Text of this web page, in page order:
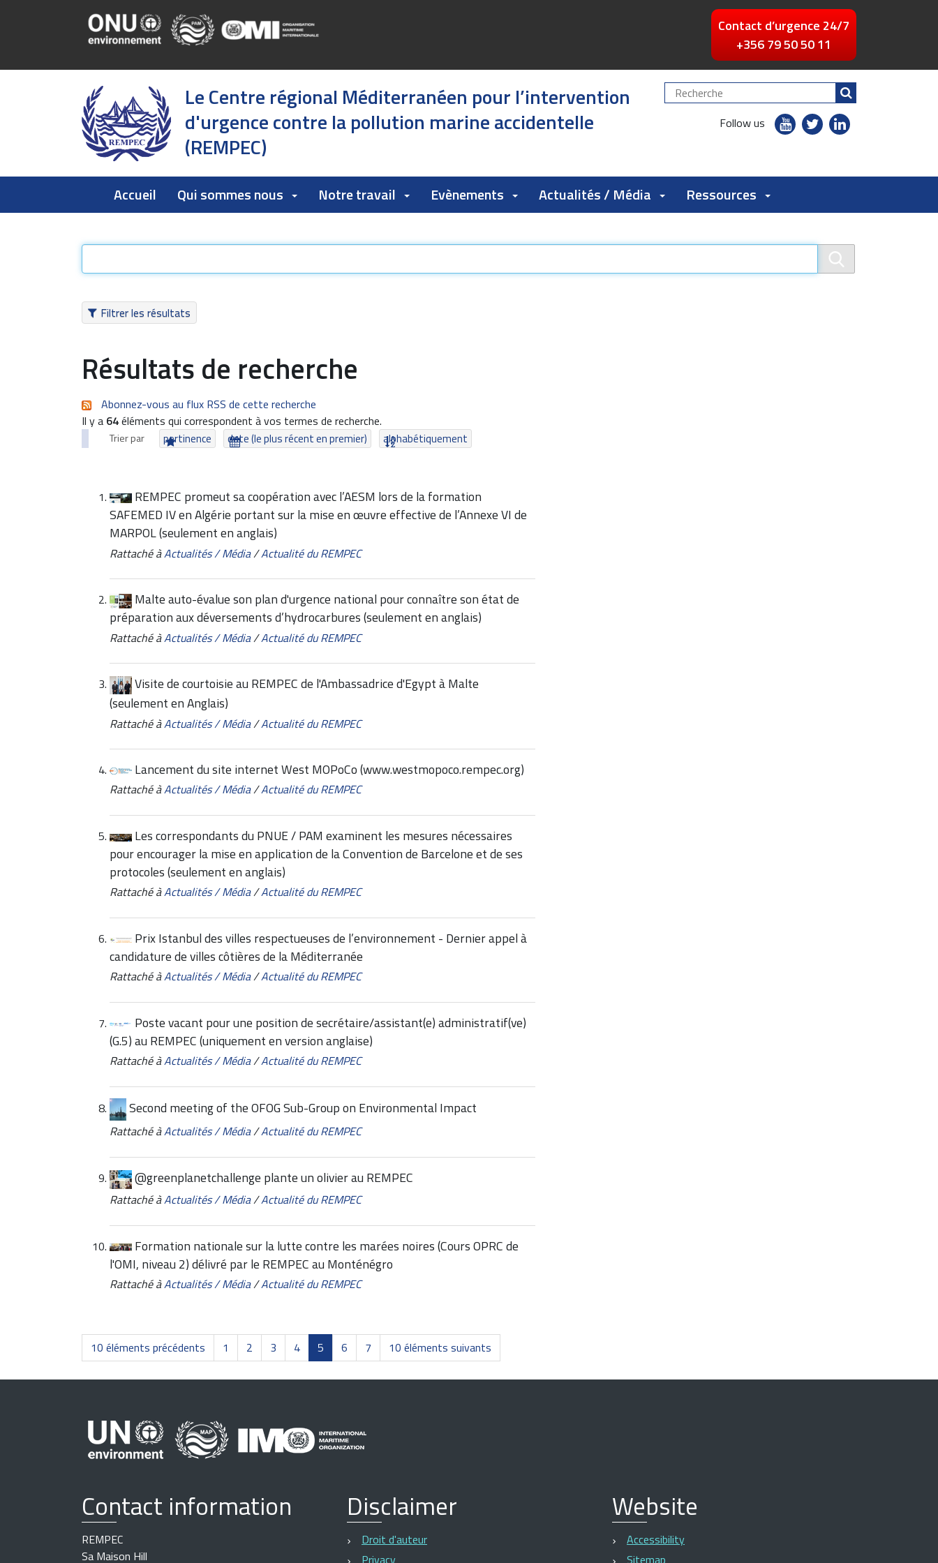
Contact d’urgence 24/7
+356 79 50 50 11
Le Centre régional Méditerranéen pour l’intervention
d'urgence contre la pollution marine accidentelle
(REMPEC)
Chercher
par
Follow us
youtubetwitterlinkedin
Accueil Qui sommes nous Notre travail Evènements Actualités / Média Ressources
Filtrer les résultats
Résultats de recherche
Abonnez-vous au flux RSS de cette recherche
Il y a 64éléments qui correspondent à vos termes de recherche.
Trier par pertinence date (le plus récent en premier) alphabétiquement
REMPEC promeut sa coopération avec l’AESM lors de la formation
SAFEMED IV en Algérie portant sur la mise en œuvre effective de l’Annexe VI de
MARPOL (seulement en anglais)
Rattaché àActualités / Média/Actualité du REMPEC
Malte auto-évalue son plan d'urgence national pour connaître son état de
préparation aux déversements d’hydrocarbures (seulement en anglais)
Rattaché àActualités / Média/Actualité du REMPEC
Visite de courtoisie au REMPEC de l'Ambassadrice d'Egypt à Malte
(seulement en Anglais)
Rattaché àActualités / Média/Actualité du REMPEC
Lancement du site internet West MOPoCo (www.westmopoco.rempec.org)
Rattaché àActualités / Média/Actualité du REMPEC
Les correspondants du PNUE / PAM examinent les mesures nécessaires
pour encourager la mise en application de la Convention de Barcelone et de ses
protocoles (seulement en anglais)
Rattaché àActualités / Média/Actualité du REMPEC
Prix Istanbul des villes respectueuses de l’environnement - Dernier appel à
candidature de villes côtières de la Méditerranée
Rattaché àActualités / Média/Actualité du REMPEC
Poste vacant pour une position de secrétaire/assistant(e) administratif(ve)
(G.5) au REMPEC (uniquement en version anglaise)
Rattaché àActualités / Média/Actualité du REMPEC
Second meeting of the OFOG Sub-Group on Environmental Impact
Rattaché àActualités / Média/Actualité du REMPEC
@greenplanetchallenge plante un olivier au REMPEC
Rattaché àActualités / Média/Actualité du REMPEC
Formation nationale sur la lutte contre les marées noires (Cours OPRC de
l'OMI, niveau 2) délivré par le REMPEC au Monténégro
Rattaché àActualités / Média/Actualité du REMPEC
10 éléments précédents 1 2 3 4 5 6 7 10 éléments suivants
Contact information
REMPEC
Sa Maison Hill
Disclaimer
Droit d'auteur
Privacy
Website
Accessibility
Sitemap